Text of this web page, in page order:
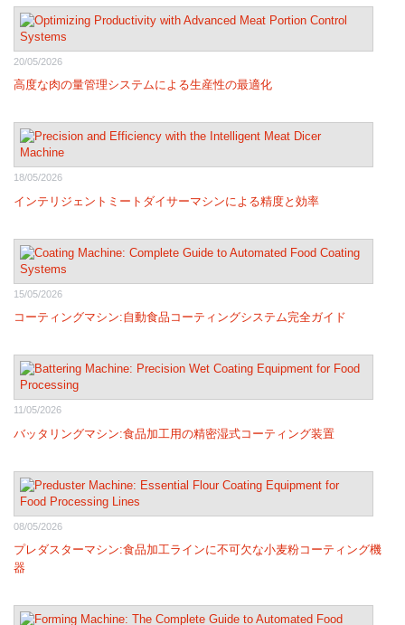
20/05/2026
高度な肉の量管理システムによる生産性の最適化
18/05/2026
インテリジェントミートダイサーマシンによる精度と効率
15/05/2026
コーティングマシン:自動食品コーティングシステム完全ガイド
11/05/2026
バッタリングマシン:食品加工用の精密湿式コーティング装置
08/05/2026
プレダスターマシン:食品加工ラインに不可欠な小麦粉コーティング機
器